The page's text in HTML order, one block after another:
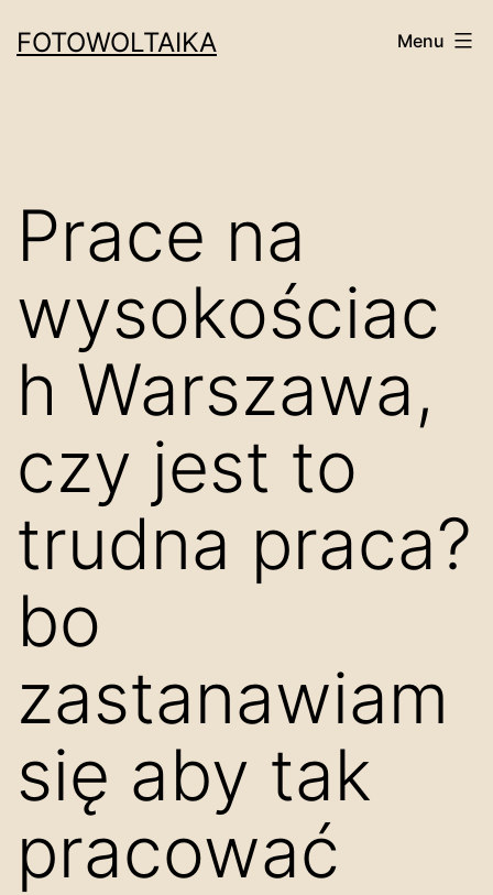
doFOTOWOLTAIKA Menu
Prace na
wysokościac
h Warszawa,
czy jest to
trudna praca?
bo
zastanawiam
się aby tak
pracować